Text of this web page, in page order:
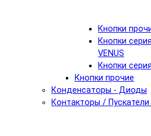
Кнопки
Кнопки
VENUS
Кнопки
Кнопки прочие
Конденсаторы - Диоды
Контакторы /